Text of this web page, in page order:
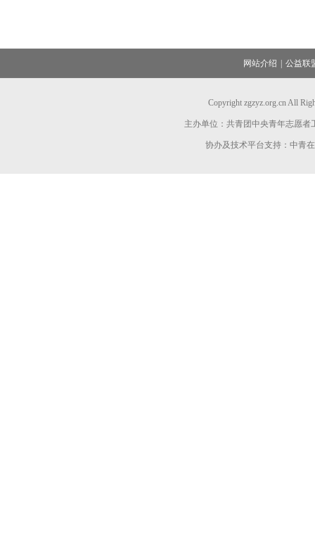
网站介绍 公益联
Copyright zgzyz.org.cn All
主办单位：共青团中央青年志愿
协办及技术平台支持：中青